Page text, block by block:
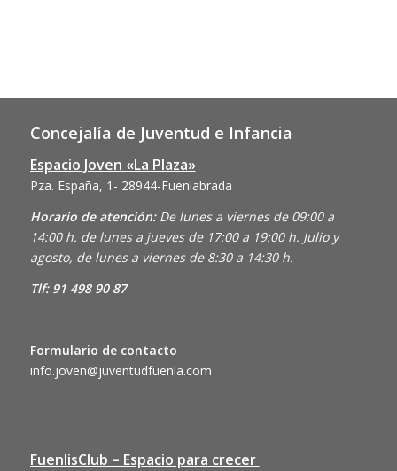
Concejalía de Juventud e Infancia
Espacio Joven «La Plaza»
Pza. España, 1- 28944-Fuenlabrada
Horario de atención: De lunes a viernes de 09:00 a
14:00 h. de lunes a jueves de 17:00 a 19:00 h. Julio y
agosto, de lunes a viernes de 8:30 a 14:30 h.
Tlf: 91 498 90 87
Formulario de contacto
info.joven@juventudfuenla.com
FuenlisClub – Espacio para crecer